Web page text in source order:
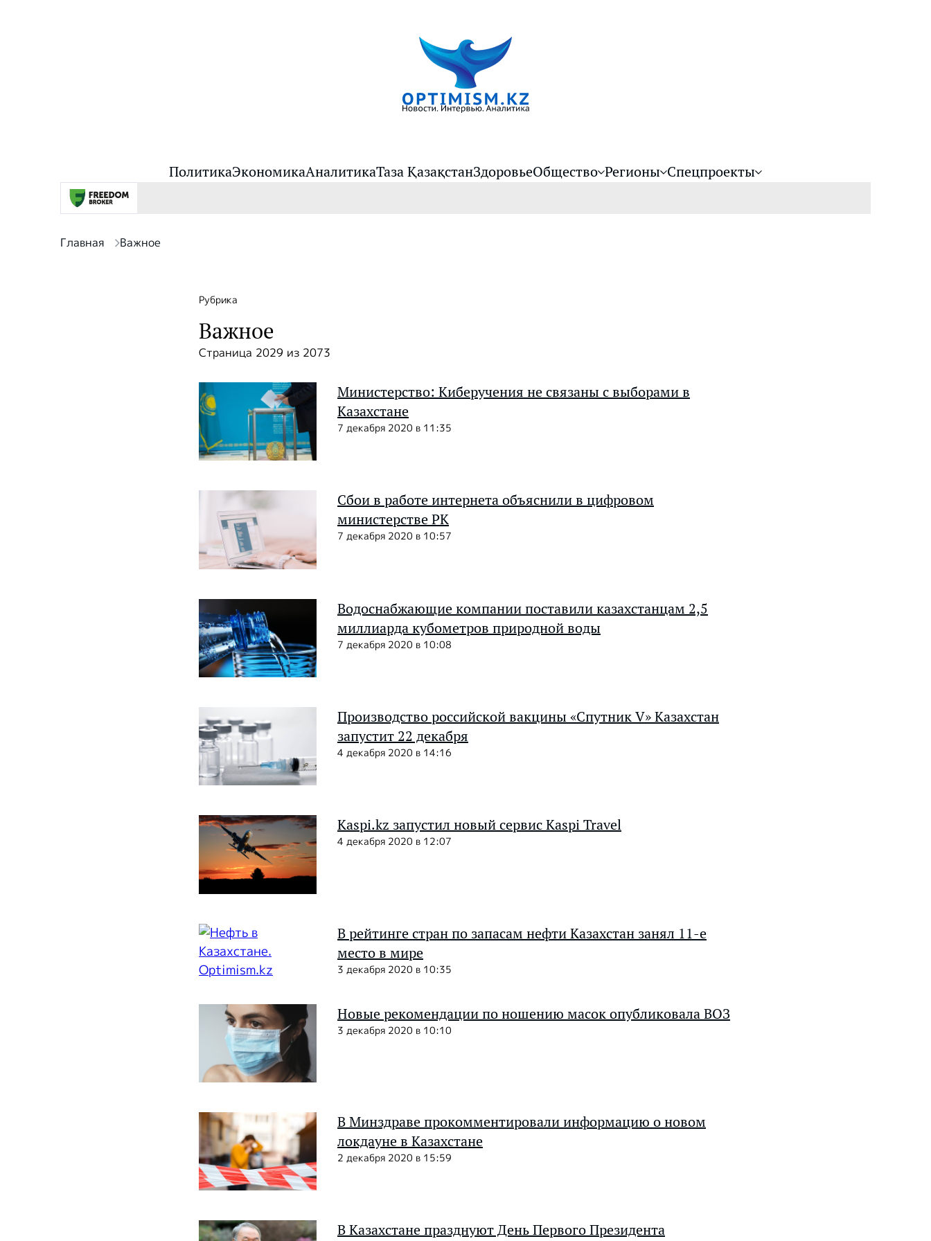
ПолитикаЭкономикаАналитикаТаза ҚазақстанЗдоровьеОбщество Регионы Спецпроекты
Главная Важное
Рубрика
Важное
Страница 2029 из 2073
Министерство: Киберучения не связаны с выборами в
Казахстане
7 декабря 2020 в 11:35
Сбои в работе интернета объяснили в цифровом
министерстве РК
7 декабря 2020 в 10:57
Водоснабжающие компании поставили казахстанцам 2,5
миллиарда кубометров природной воды
7 декабря 2020 в 10:08
Производство российской вакцины «Спутник V» Казахстан
запустит 22 декабря
4 декабря 2020 в 14:16
Kaspi.kz запустил новый сервис Kaspi Travel
4 декабря 2020 в 12:07
В рейтинге стран по запасам нефти Казахстан занял 11-е
место в мире
3 декабря 2020 в 10:35
Новые рекомендации по ношению масок опубликовала ВОЗ
3 декабря 2020 в 10:10
В Минздраве прокомментировали информацию о новом
локдауне в Казахстане
2 декабря 2020 в 15:59
В Казахстане празднуют День Первого Президента